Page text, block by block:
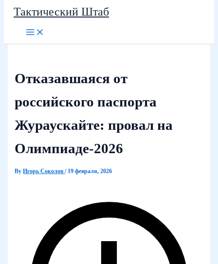
Тактический Штаб
Отказавшаяся от
российского паспорта
Жураускайте: провал на
Олимпиаде-2026
ByИгорь Соколов/ 19 февраля, 2026